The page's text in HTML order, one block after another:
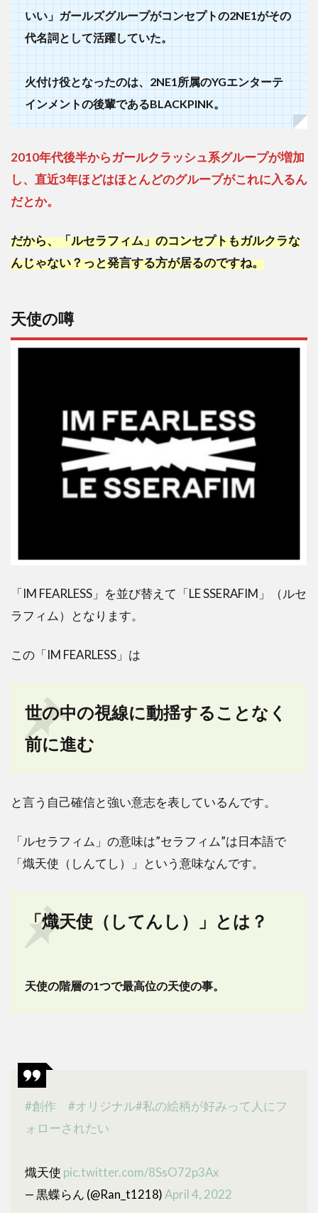
クラ
でも
天使
でも
無く
何？
3
め
いい」ガールズグループがコンセプトの2NE1がその
代名詞として活躍していた。
火付け役となったのは、2NE1所属のYGエンターテ
インメントの後輩であるBLACKPINK。
2010年代後半からガールクラッシュ系グループが増加
し、直近3年ほどはほとんどのグループがこれに入るん
だとか。
だから、「ルセラフィム」のコンセプトもガルクラな
んじゃない？っと発言する方が居るのですね。
天使の噂
「IM FEARLESS」を並び替えて「LE SSERAFIM」（ルセ
ラフィム）となります。
この「IM FEARLESS」は
世の中の視線に動揺することなく
前に進む
と言う自己確信と強い意志を表しているんです。
「ルセラフィム」の意味は”セラフィム”は日本語で
「熾天使（しんてし）」という意味なんです。
「熾天使（してんし）」とは？
天使の階層の1つで最高位の天使の事。
#創作 #オリジナル#私の絵柄が好みって人にフ
ォローされたい
熾天使 pic.twitter.com/8SsO72p3Ax
— 黒蝶らん (@Ran_t1218)April 4, 2022